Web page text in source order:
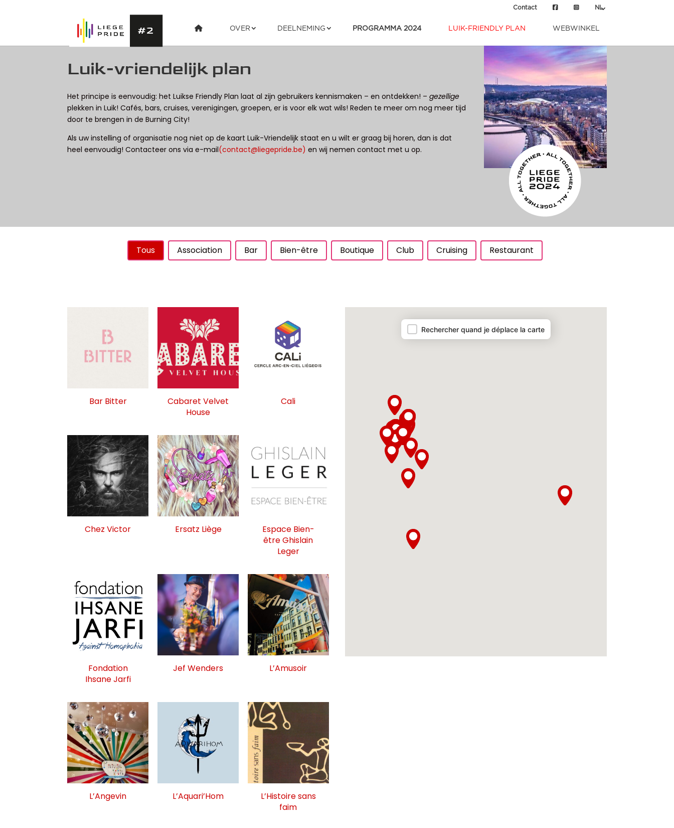
Contact NL
OVER DEELNEMING PROGRAMMA 2024 LUIK-FRIENDLY PLAN WEBWINKEL
Luik-vriendelijk plan
Het principe is eenvoudig: het Luikse Friendly Plan laat al zijn gebruikers kennismaken – en ontdekken! –gezellige
plekken in Luik! Cafés, bars, cruises, verenigingen, groepen, er is voor elk wat wils! Reden te meer om nog meer tijd
door te brengen in de Burning City!
Als uw instelling of organisatie nog niet op de kaart Luik-Vriendelijk staat en u wilt er graag bij horen, dan is dat
heel eenvoudig! Contacteer ons via e-mail(contact@liegepride.be) en wij nemen contact met u op.
Tous Association Bar Bien-être Boutique Club Cruising Restaurant
Bar Bitter
Cabaret Velvet
House
Cali
Chez Victor Ersatz Liège
Espace Bien-
être Ghislain
Leger
Fondation
Ihsane Jarfi
Jef Wenders L’Amusoir
L’Angevin L’Aquari’Hom
L’Histoire sans
faim
Rechercher quand je déplace la carte